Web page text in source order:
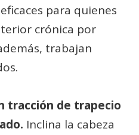
para quienes
crónica por
trabajan
tracción de trapecio
Inclina la cabeza